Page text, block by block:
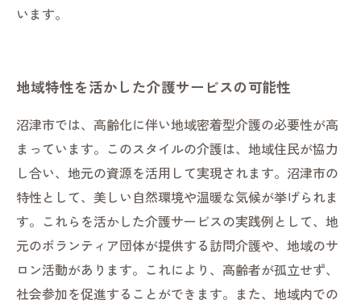
います。
地域特性を活かした介護サービスの可能性
沼津市では、高齢化に伴い地域密着型介護の必要性が高
まっています。このスタイルの介護は、地域住民が協力
し合い、地元の資源を活用して実現されます。沼津市の
特性として、美しい自然環境や温暖な気候が挙げられま
す。これらを活かした介護サービスの実践例として、地
元のボランティア団体が提供する訪問介護や、地域のサ
ロン活動があります。これにより、高齢者が孤立せず、
社会参加を促進することができます。また、地域内での